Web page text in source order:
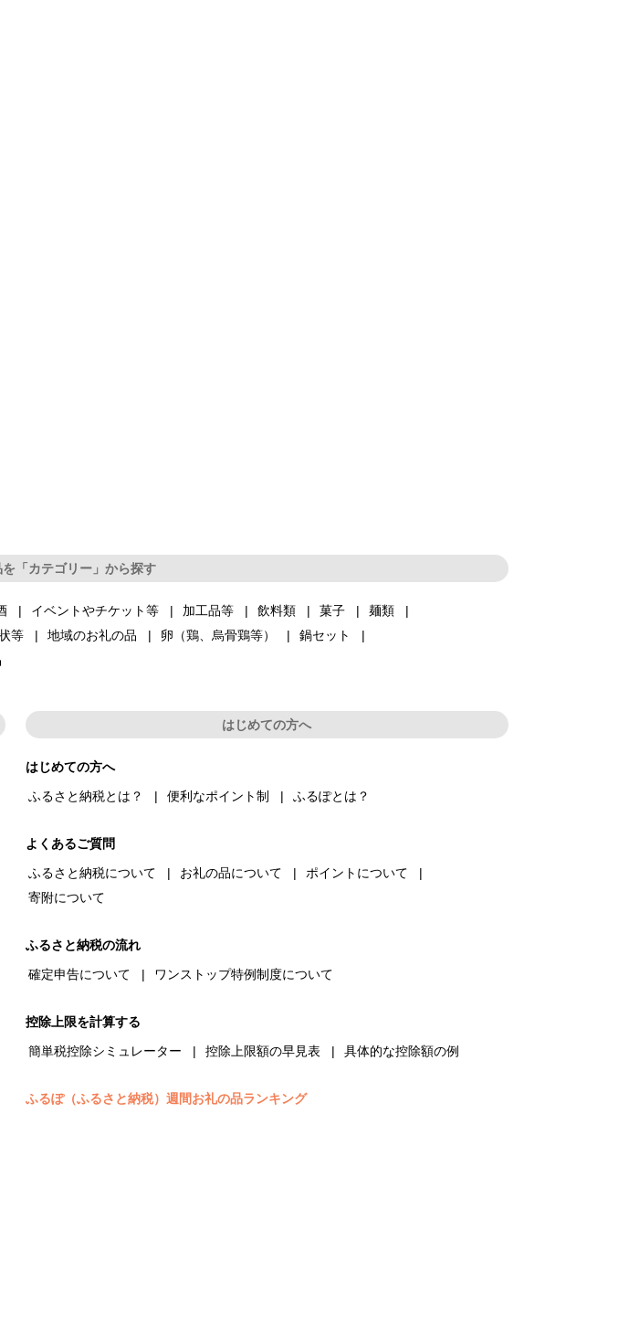
「カテゴリー」から探す
イベントやチケット等 加工品等 飲料類 菓子
麺類
等 地域のお礼の品 卵（鶏、烏骨鶏等）
鍋セット
はじめての方へ
はじめての方へ
ふるさと納税とは？
便利なポイント制 ふるぽとは？
よくあるご質問
ふるさと納税について
お礼の品について
ポイントについて
寄附について
ふるさと納税の流れ
確定申告について
ワンストップ特例制度について
控除上限を計算する
簡単税控除シミュレーター
控除上限額の早見表 具体的な控除額の例
ふるぽ（ふるさと納税）週間お礼の品ランキング